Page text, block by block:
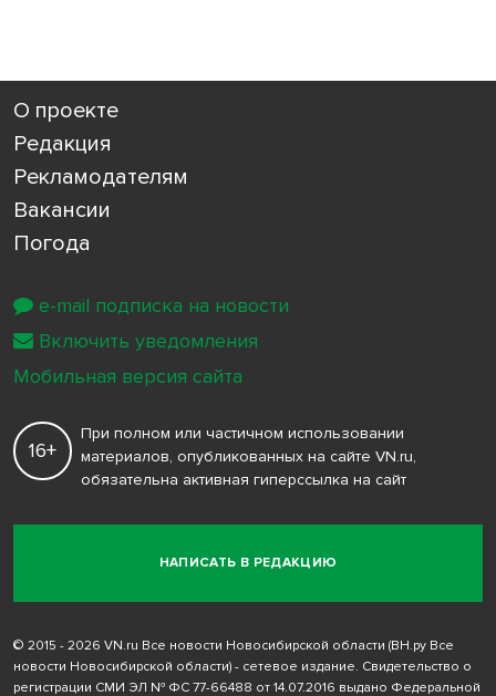
О проекте
Редакция
Рекламодателям
Вакансии
Погода
НАПИСАТЬ В РЕДАКЦИЮ
16+
При полном или частичном использовании
материалов, опубликованных на сайте VN.ru,
обязательна активная гиперссылка на сайт
© 2015 - 2026 VN.ru Все новости Новосибирской области (ВН.ру Все
новости Новосибирской области) - сетевое издание. Свидетельство о
регистрации СМИ ЭЛ № ФС 77-66488 от 14.07.2016 выдано Федеральной
e-mail подписка на новости
Включить уведомления
Мобильная версия сайта